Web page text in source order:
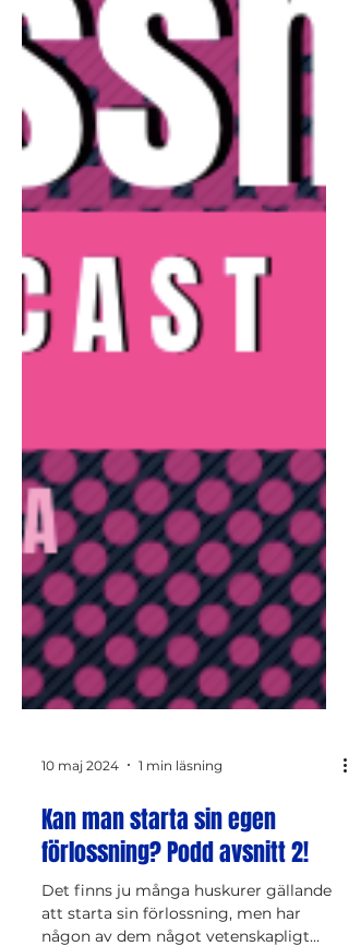
10 maj 2024 1 min läsning
Kan man starta sin egen
förlossning? Podd avsnitt 2!